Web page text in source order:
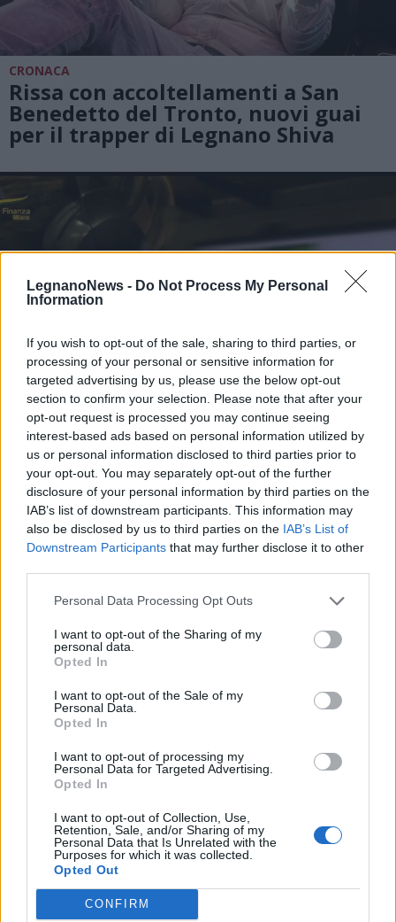
LegnanoNews - Do Not Process My Personal
Information
If you wish to opt-out of the sale, sharing to third parties, or
processing of your personal or sensitive information for
targeted advertising by us, please use the below opt-out
section to confirm your selection. Please note that after your
opt-out request is processed you may continue seeing
interest-based ads based on personal information utilized by
us or personal information disclosed to third parties prior to
your opt-out. You may separately opt-out of the further
disclosure of your personal information by third parties on the
IAB’s list of downstream participants. This information may
also be disclosed by us to third parties on the IAB’s List of
Downstream Participants that may further disclose it to other
Personal Data Processing Opt Outs
I want to opt-out of the Sharing of my
personal data.
Opted In
I want to opt-out of the Sale of my
Personal Data.
Opted In
I want to opt-out of processing my
Personal Data for Targeted Advertising.
Opted In
I want to opt-out of Collection, Use,
Retention, Sale, and/or Sharing of my
Personal Data that Is Unrelated with the
Purposes for which it was collected.
Opted Out
CONFIRM
CRONACA
Rissa con accoltellamenti a San
Benedetto del Tronto, nuovi guai
per il trapper di Legnano Shiva
Ancora arresti per colpire le cosche
della ‘ndrangheta in Lombardia: sei
in manette su ordine dell’antimafia
LEGNANO
Donna caduta al Luna Park e
incidente auto/moto a Legnano